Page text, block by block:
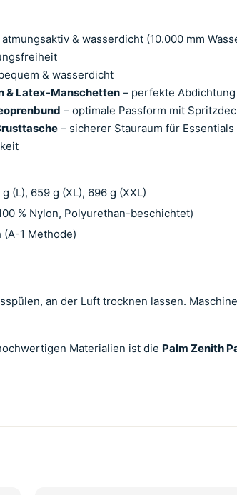
atmungsaktiv & wasserdicht (10.000 mm
& wasserdicht
& Latex-Manschetten – perfekte Abdichtung
– optimale Passform mit
– sicherer Stauraum für Essentials
(L), 659 g (XL), 696 g (XXL)
% Nylon, Polyurethan-beschichtet)
(A-1 Methode)
an der Luft trocknen lassen.
Materialien ist die Palm Zenith